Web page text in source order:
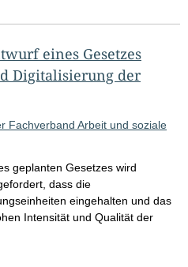
eines Gesetzes
Digitalisierung der
Fachverband Arbeit und soziale
geplanten Gesetzes wird
dass die
eingehalten und das
Intensität und Qualität der